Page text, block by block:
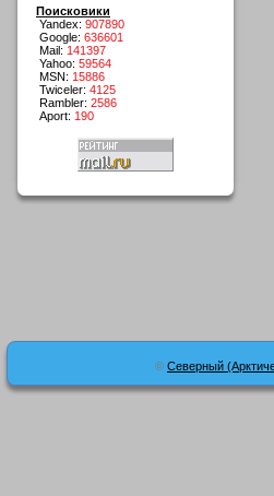
Поисковики
Yandex: 907890
Google: 636601
Mail: 141397
Yahoo: 59564
MSN: 15886
Twiceler: 4125
Rambler: 2586
Aport: 190
© Северный